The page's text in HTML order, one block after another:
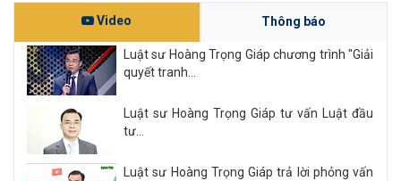
Video Thông báo
Luật sư Hoàng Trọng Giáp chương trình "Giải
quyết tranh...
Luật sư Hoàng Trọng Giáp tư vấn Luật đầu
tư...
Luật sư Hoàng Trọng Giáp trả lời phỏng vấn